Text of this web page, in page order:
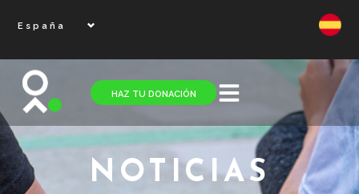
España
HAZ TU DONACIÓN
NOTICIAS